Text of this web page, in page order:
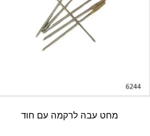
מחט עבה לרקמה עם חוד